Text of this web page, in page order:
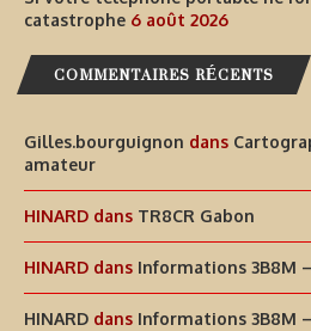
catastrophe 6 août 2026
COMMENTAIRES RÉCENTS
Gilles.bourguignon dans
amateur
HINARD dans TR8CR Gabon
HINARD dans Informations 3B8M
HINARD dans Informations 3B8M